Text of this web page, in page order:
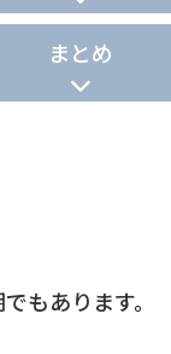
まとめ
もあります。